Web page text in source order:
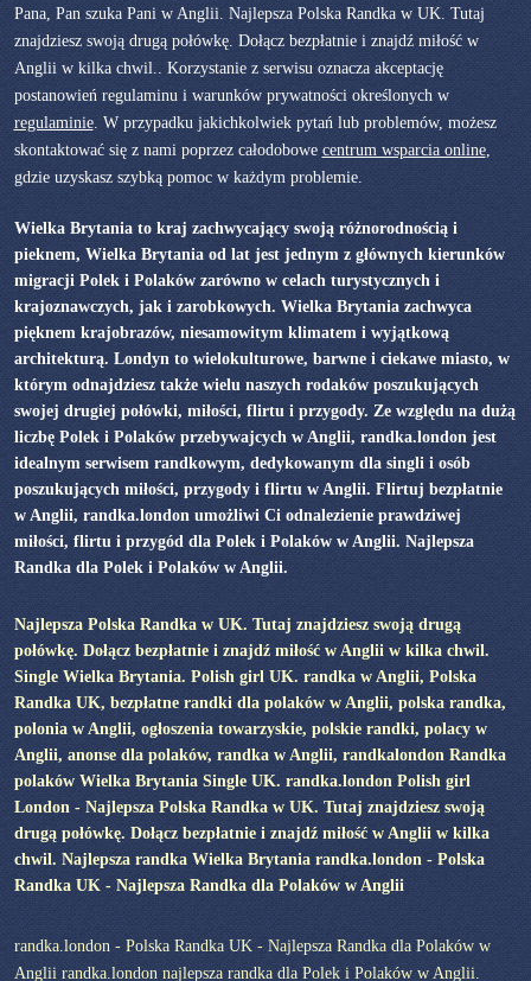
Pana, Pan szuka Pani w Anglii. Najlepsza Polska Randka w UK. Tutaj
znajdziesz swoją drugą połówkę. Dołącz bezpłatnie i znajdź miłość w
Anglii w kilka chwil.. Korzystanie z serwisu oznacza akceptację
postanowień regulaminu i warunków prywatności określonych w
regulaminie. W przypadku jakichkolwiek pytań lub problemów, możesz
skontaktować się z nami poprzez całodobowe centrum wsparcia online,
gdzie uzyskasz szybką pomoc w każdym problemie.
Wielka Brytania to kraj zachwycający swoją różnorodnością i
pieknem, Wielka Brytania od lat jest jednym z głównych kierunków
migracji Polek i Polaków zarówno w celach turystycznych i
krajoznawczych, jak i zarobkowych. Wielka Brytania zachwyca
pięknem krajobrazów, niesamowitym klimatem i wyjątkową
architekturą. Londyn to wielokulturowe, barwne i ciekawe miasto, w
którym odnajdziesz także wielu naszych rodaków poszukujących
swojej drugiej połówki, miłości, flirtu i przygody. Ze względu na dużą
liczbę Polek i Polaków przebywajcych w Anglii, randka.london jest
idealnym serwisem randkowym, dedykowanym dla singli i osób
poszukujących miłości, przygody i flirtu w Anglii. Flirtuj bezpłatnie
w Anglii, randka.london umożliwi Ci odnalezienie prawdziwej
miłości, flirtu i przygód dla Polek i Polaków w Anglii. Najlepsza
Randka dla Polek i Polaków w Anglii.
Najlepsza Polska Randka w UK. Tutaj znajdziesz swoją drugą
połówkę. Dołącz bezpłatnie i znajdź miłość w Anglii w kilka chwil.
Single Wielka Brytania. Polish girl UK. randka w Anglii, Polska
Randka UK, bezpłatne randki dla polaków w Anglii, polska randka,
polonia w Anglii, ogłoszenia towarzyskie, polskie randki, polacy w
Anglii, anonse dla polaków, randka w Anglii, randkalondon Randka
polaków Wielka Brytania Single UK. randka.london Polish girl
London - Najlepsza Polska Randka w UK. Tutaj znajdziesz swoją
drugą połówkę. Dołącz bezpłatnie i znajdź miłość w Anglii w kilka
chwil. Najlepsza randka Wielka Brytania randka.london - Polska
Randka UK - Najlepsza Randka dla Polaków w Anglii
randka.london - Polska Randka UK - Najlepsza Randka dla Polaków w
Anglii randka.london najlepsza randka dla Polek i Polaków w Anglii.